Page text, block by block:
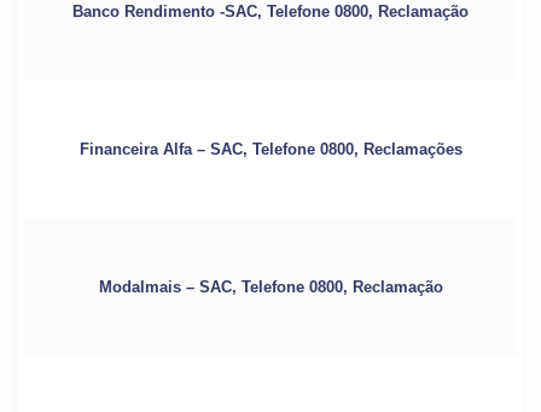
Banco Rendimento -SAC, Telefone 0800, Reclamação
Financeira Alfa – SAC, Telefone 0800, Reclamações
Modalmais – SAC, Telefone 0800, Reclamação